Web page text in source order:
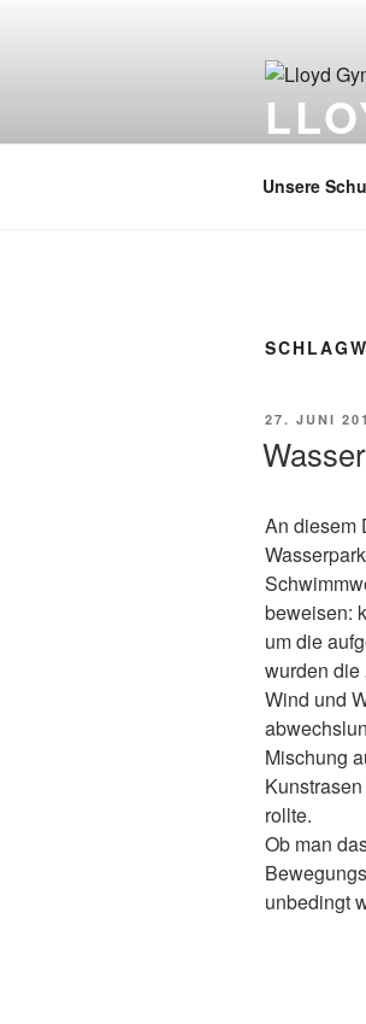
Unsere
27. JUNI
An diesem
beweisen:
um die
wurden die
Wind und
Mischung
rollte.
Ob man
unbedingt